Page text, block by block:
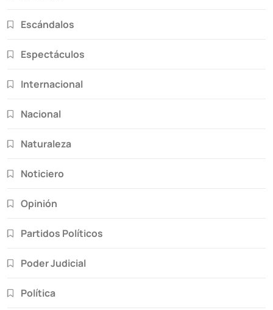
Escándalos
Espectáculos
Internacional
Nacional
Naturaleza
Noticiero
Opinión
Partidos Políticos
Poder Judicial
Política